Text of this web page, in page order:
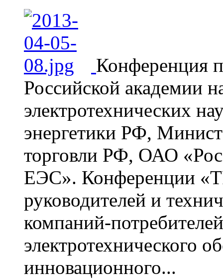
Конференция
Российской академии
электротехнических
энергетики РФ,
торговли РФ, ОАО
ЕЭС». Конференции
руководителей и
компаний-
электротехнического
инновационного...